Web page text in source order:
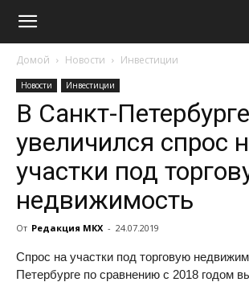
Домой Новости Инвестиции
Новости Инвестиции
В Санкт-Петербурге
увеличился спрос
участки под
недвижимость
От Редакция МКХ - 24.07.2019
Спрос на участки под торговую
Петербурге по сравнению с 2018 годом